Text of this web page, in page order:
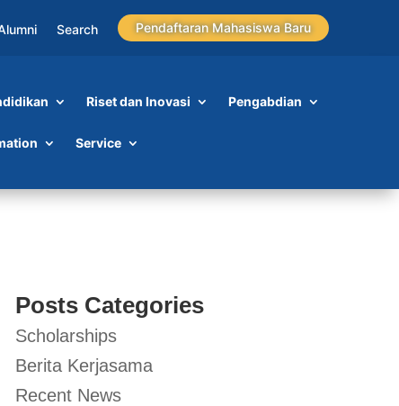
Search Pendaftaran Mahasiswa Baru
Riset dan Inovasi Pengabdian
Service
Posts Categories
Scholarships
Berita Kerjasama
Recent News